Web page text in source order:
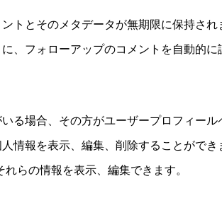
トとそのメタデータが無期限に保持さ
、フォローアップのコメントを自動的
る場合、その方がユーザープロフィー
情報を表示、編集、削除することがで
らの情報を表示、編集できます。